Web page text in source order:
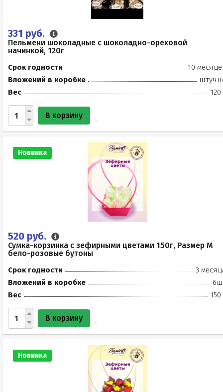
331 руб.
Пельмени шоколадные с шоколадно-ореховой
начинкой, 120г
Срок годности
10
Вложений в коробке
Вес
120
В корзину
Новинка
520 руб.
Сумка-корзинка с зефирными цветами 150г, Размер М
бело-розовые бутоны
Срок годности
3
Вложений в коробке
Вес
150
В корзину
Новинка